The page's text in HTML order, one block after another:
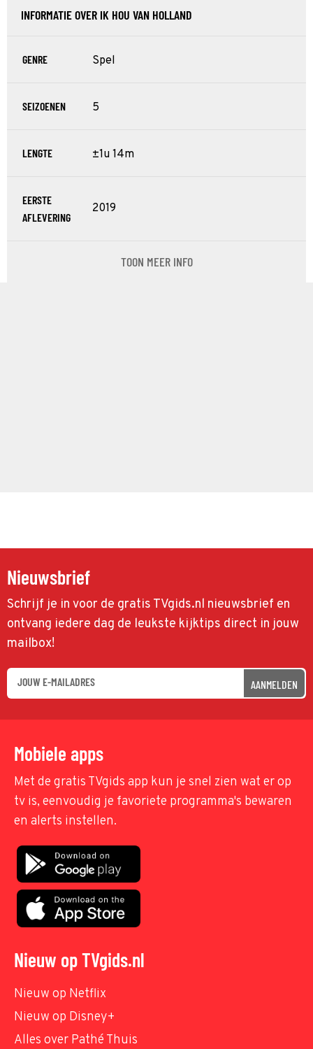
INFORMATIE OVER IK HOU VAN HOLLAND
GENRE Spel
SEIZOENEN 5
LENGTE ±1u 14m
EERSTE
AFLEVERING
2019
TOON MEER INFO
Nieuwsbrief
Schrijf je in voor de gratis TVgids.nl nieuwsbrief en
ontvang iedere dag de leukste kijktips direct in jouw
mailbox!
AANMELDEN
Mobiele apps
Met de gratis TVgids app kun je snel zien wat er op
tv is, eenvoudig je favoriete programma's bewaren
en alerts instellen.
Nieuw op TVgids.nl
Nieuw op Netflix
Nieuw op Disney+
Alles over Pathé Thuis